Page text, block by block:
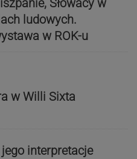
Słowacy w
ludowych.
w ROK-u
w Willi Sixta
jego interpretacje